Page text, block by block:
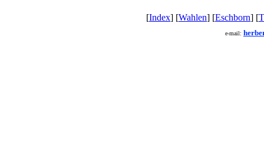
[Index] [Wahlen] [Eschborn] [
e-mail: